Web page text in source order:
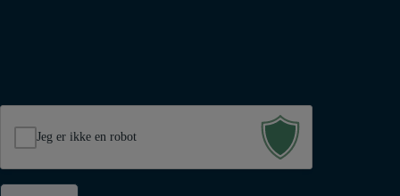
Jeg er ikke en robot